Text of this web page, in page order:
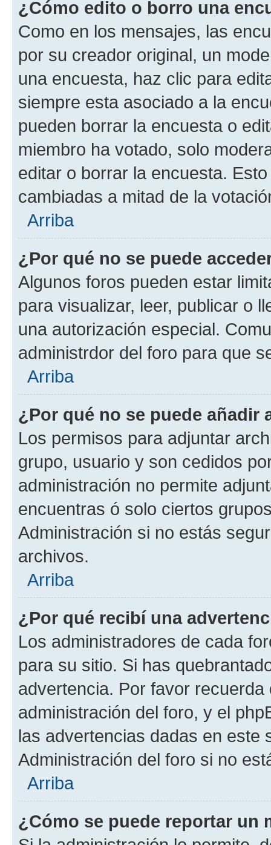
¿Cómo edito o borro una
Como en los mensajes, las
por su creador original, un
una encuesta, haz clic para
siempre esta asociado a la
pueden borrar la encuesta o
miembro ha votado, solo
editar o borrar la encuesta.
cambiadas a mitad de la
Arriba
¿Por qué no se puede
Algunos foros pueden estar
para visualizar, leer, publicar o
una autorización especial.
administrdor del foro para que
Arriba
¿Por qué no se puede añadir
Los permisos para adjuntar
grupo, usuario y son cedidos
administración no permite
encuentras ó solo ciertos
Administración si no estás
archivos.
Arriba
¿Por qué recibí una
Los administradores de cada
para su sitio. Si has
advertencia. Por favor
administración del foro, y el
las advertencias dadas en este
Administración del foro si no
Arriba
¿Cómo se puede reportar un